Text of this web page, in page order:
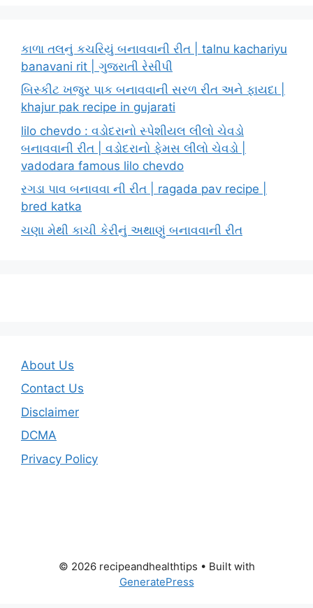
કાળા તલનું કચરિયું બનાવવાની રીત | talnu kachariyu
banavani rit | ગુજરાતી રેસીપી
બિસ્કીટ ખજુર પાક બનાવવાની સરળ રીત અને ફાયદા |
khajur pak recipe in gujarati
lilo chevdo : વડોદરાનો સ્પેશીયલ લીલો ચેવડો
બનાવવાની રીત | વડોદરાનો ફેમસ લીલો ચેવડો |
vadodara famous lilo chevdo
રગડા પાવ બનાવવા ની રીત | ragada pav recipe |
bred katka
ચણા મેથી કાચી કેરીનું અથાણું બનાવવાની રીત
About Us
Contact Us
Disclaimer
DCMA
Privacy Policy
© 2026 recipeandhealthtips • Built with
GeneratePress